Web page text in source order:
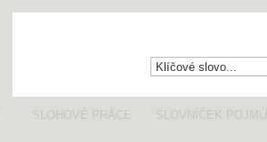
SLOHOVÉ PRÁCE SLOVNÍČEK POJMŮ